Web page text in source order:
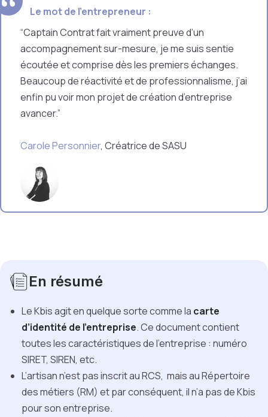
Le mot de l'entrepreneur :
“Captain Contrat fait vraiment preuve d’un
accompagnement sur-mesure, je me suis sentie
écoutée et comprise dès les premiers échanges.
Beaucoup de réactivité et de professionnalisme, j’ai
enfin pu voir mon projet de création d’entreprise
avancer.”
Carole Personnier, Créatrice de SASU
En résumé
Le Kbis agit en quelque sorte comme la carte
d’identité de l’entreprise. Ce document contient
toutes les caractéristiques de l’entreprise : numéro
SIRET, SIREN, etc.
L’artisan n’est pas inscrit au RCS, mais au Répertoire
des métiers (RM) et par conséquent, il n’a pas de Kbis
pour son entreprise.